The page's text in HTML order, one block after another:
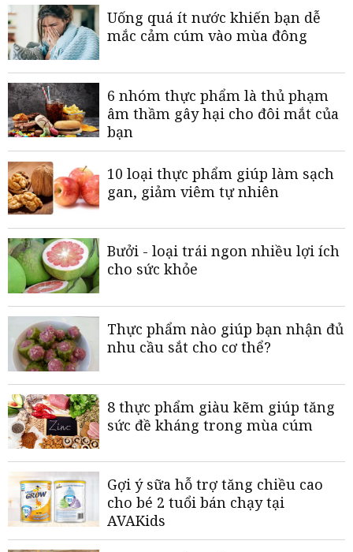
Uống quá ít nước khiến bạn dễ
mắc cảm cúm vào mùa đông
6 nhóm thực phẩm là thủ phạm
âm thầm gây hại cho đôi mắt của
bạn
10 loại thực phẩm giúp làm sạch
gan, giảm viêm tự nhiên
Bưởi - loại trái ngon nhiều lợi ích
cho sức khỏe
Thực phẩm nào giúp bạn nhận đủ
nhu cầu sắt cho cơ thể?
8 thực phẩm giàu kẽm giúp tăng
sức đề kháng trong mùa cúm
Gợi ý sữa hỗ trợ tăng chiều cao
cho bé 2 tuổi bán chạy tại
AVAKids